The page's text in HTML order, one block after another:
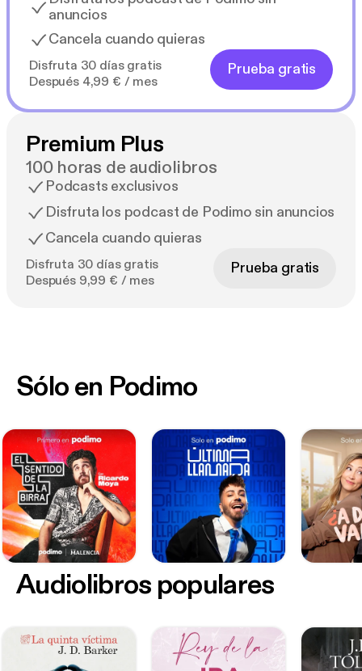
anuncios
Cancela cuando quieras
Disfruta 30 días gratis
Después 4,99 € / mes
Prueba gratis
Premium Plus
100 horas de audiolibros
Podcasts exclusivos
Disfruta los podcast de Podimo sin anuncios
Cancela cuando quieras
Disfruta 30 días gratis
Después 9,99 € / mes
Prueba gratis
Sólo en Podimo
Audiolibros populares